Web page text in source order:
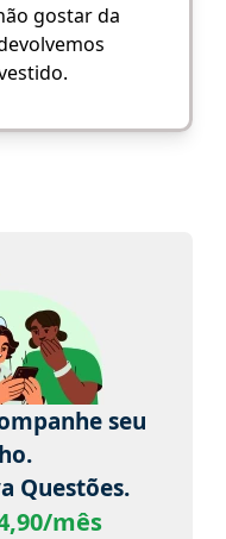
gostar da
seu
Questões.
mês